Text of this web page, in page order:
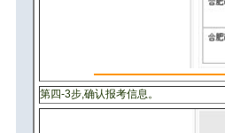
第四-3步,确认报考信息。